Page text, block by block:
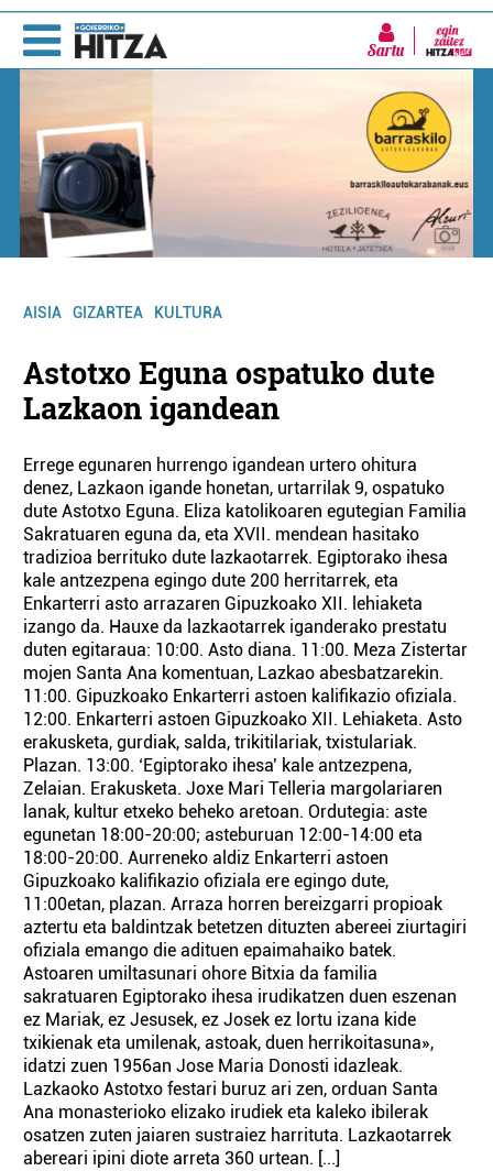
Sartu
AISIA GIZARTEA KULTURA
Astotxo Eguna ospatuko dute
Lazkaon igandean
Errege egunaren hurrengo igandean urtero ohitura
denez, Lazkaon igande honetan, urtarrilak 9, ospatuko
dute Astotxo Eguna. Eliza katolikoaren egutegian Familia
Sakratuaren eguna da, eta XVII. mendean hasitako
tradizioa berrituko dute lazkaotarrek. Egiptorako ihesa
kale antzezpena egingo dute 200 herritarrek, eta
Enkarterri asto arrazaren Gipuzkoako XII. lehiaketa
izango da. Hauxe da lazkaotarrek iganderako prestatu
duten egitaraua: 10:00. Asto diana. 11:00. Meza Zistertar
mojen Santa Ana komentuan, Lazkao abesbatzarekin.
11:00. Gipuzkoako Enkarterri astoen kalifikazio ofiziala.
12:00. Enkarterri astoen Gipuzkoako XII. Lehiaketa. Asto
erakusketa, gurdiak, salda, trikitilariak, txistulariak.
Plazan. 13:00. ‘Egiptorako ihesa’ kale antzezpena,
Zelaian. Erakusketa. Joxe Mari Telleria margolariaren
lanak, kultur etxeko beheko aretoan. Ordutegia: aste
egunetan 18:00-20:00; asteburuan 12:00-14:00 eta
18:00-20:00. Aurreneko aldiz Enkarterri astoen
Gipuzkoako kalifikazio ofiziala ere egingo dute,
11:00etan, plazan. Arraza horren bereizgarri propioak
aztertu eta baldintzak betetzen dituzten abereei ziurtagiri
ofiziala emango die adituen epaimahaiko batek.
Astoaren umiltasunari ohore Bitxia da familia
sakratuaren Egiptorako ihesa irudikatzen duen eszenan
ez Mariak, ez Jesusek, ez Josek ez lortu izana kide
txikienak eta umilenak, astoak, duen herrikoitasuna»,
idatzi zuen 1956an Jose Maria Donosti idazleak.
Lazkaoko Astotxo festari buruz ari zen, orduan Santa
Ana monasterioko elizako irudiek eta kaleko ibilerak
osatzen zuten jaiaren sustraiez harrituta. Lazkaotarrek
abereari ipini diote arreta 360 urtean. [...]